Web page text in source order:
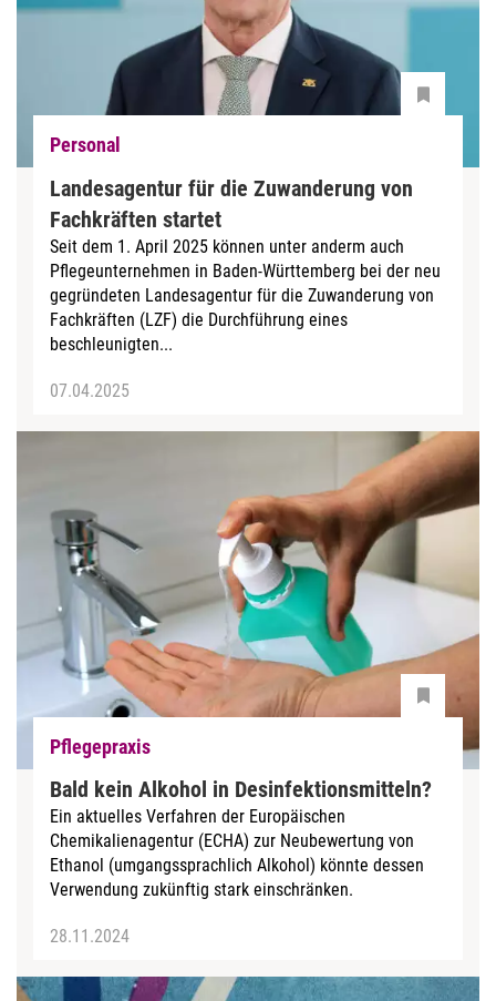
Personal
Landesagentur für die Zuwanderung von
Fachkräften startet
Seit dem 1. April 2025 können unter anderm auch
Pflegeunternehmen in Baden-Württemberg bei der neu
gegründeten Landesagentur für die Zuwanderung von
Fachkräften (LZF) die Durchführung eines
beschleunigten...
07.04.2025
Pflegepraxis
Bald kein Alkohol in Desinfektionsmitteln?
Ein aktuelles Verfahren der Europäischen
Chemikalienagentur (ECHA) zur Neubewertung von
Ethanol (umgangssprachlich Alkohol) könnte dessen
Verwendung zukünftig stark einschränken.
28.11.2024